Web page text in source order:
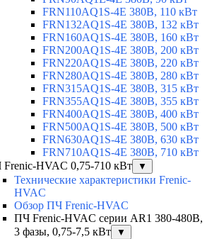
FRN110AQ1S-4E 380В, 110 кВт
FRN132AQ1S-4E 380В, 132 кВт
FRN160AQ1S-4E 380В, 160 кВт
FRN200AQ1S-4E 380В, 200 кВт
FRN220AQ1S-4E 380В, 220 кВт
FRN280AQ1S-4E 380В, 280 кВт
FRN315AQ1S-4E 380В, 315 кВт
FRN355AQ1S-4E 380В, 355 кВт
FRN400AQ1S-4E 380В, 400 кВт
FRN500AQ1S-4E 380В, 500 кВт
FRN630AQ1S-4E 380В, 630 кВт
FRN710AQ1S-4E 380В, 710 кВт
HVAC 0,75-710 кВт
▼
Технические характеристики Frenic-
HVAC
Обзор ПЧ Frenic-HVAC
ПЧ Frenic-HVAC серии AR1 380-480В,
3 фазы, 0,75-7,5 кВт
▼